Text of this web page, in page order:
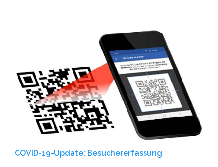
COVID-19-Update: Besuchererfassung